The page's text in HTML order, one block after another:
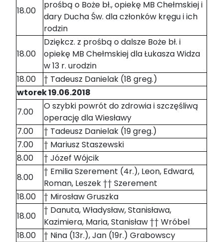
18.00
prośbą o Boże bł., opiekę MB Chełmskiej i
dary Ducha Św. dla członków kręgu i ich
rodzin
18.00
Dziękcz. z prośbą o dalsze Boże bł. i
opiekę MB Chełmskiej dla Łukasza Widza
w 13 r. urodzin
18.00
† Tadeusz Danielak (18 greg.)
wtorek 19.06.2018
7.00
O szybki powrót do zdrowia i szczęśliwą
operację dla Wiesławy
7.00
† Tadeusz Danielak (19 greg.)
7.00
† Mariusz Staszewski
8.00
† Józef Wójcik
8.00
† Emilia Szerement (4r.), Leon, Edward,
Roman, Leszek †† Szerement
18.00
† Mirosław Gruszka
18.00
† Danuta, Władysław, Stanisława,
Kazimiera, Maria, Stanisław †† Wróbel
18.00
† Nina (13r.), Jan (19r.) Grabowscy